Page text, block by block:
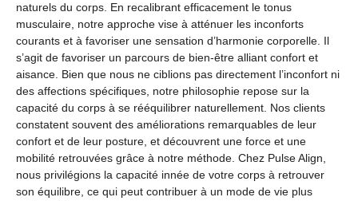
naturels du corps. En recalibrant efficacement le tonus
musculaire, notre approche vise à atténuer les inconforts
courants et à favoriser une sensation d’harmonie corporelle. Il
s’agit de favoriser un parcours de bien-être alliant confort et
aisance. Bien que nous ne ciblions pas directement l’inconfort ni
des affections spécifiques, notre philosophie repose sur la
capacité du corps à se rééquilibrer naturellement. Nos clients
constatent souvent des améliorations remarquables de leur
confort et de leur posture, et découvrent une force et une
mobilité retrouvées grâce à notre méthode. Chez Pulse Align,
nous privilégions la capacité innée de votre corps à retrouver
son équilibre, ce qui peut contribuer à un mode de vie plus